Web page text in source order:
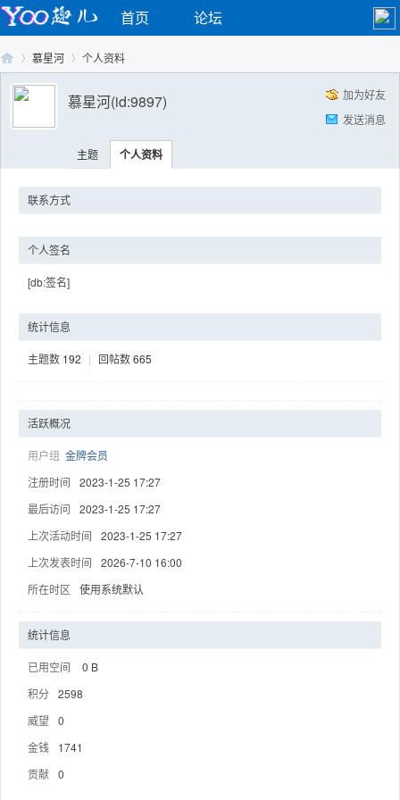
首页 论坛
Yo›
慕星河 个人资料
加为好友
发送消息
慕星河(id:9897)
主题 个人资料
联系方式
个人签名
[db:签名]
统计信息
主题数 192 | 回帖数665
活跃概况
用户组 金牌会员
注册时间
2023-1-25 17:27
最后访问
2023-1-25 17:27
上次活动时间
2023-1-25 17:27
上次发表时间
2026-7-10 16:00
所在时区
使用系统默认
统计信息
已用空间
0 B
积分 2598
威望
0
金钱
1741
贡献 0